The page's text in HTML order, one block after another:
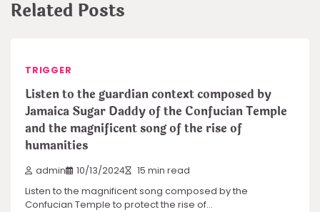
Related Posts
TRIGGER
Listen to the guardian context composed by
Jamaica Sugar Daddy of the Confucian Temple
and the magnificent song of the rise of
humanities
admin 10/13/2024 15 min read
Listen to the magnificent song composed by the
Confucian Temple to protect the rise of…